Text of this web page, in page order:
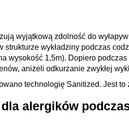
wyjątkową zdolność do
wykładziny podczas
wysokość 1,5m). Dopiero
aniżeli odkurzanie zwykłej
technologię Sanitized. Jest
alergików